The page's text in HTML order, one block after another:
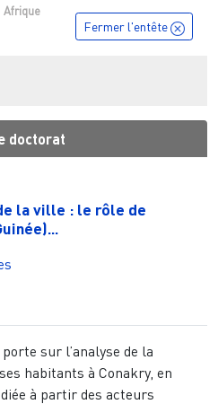
Afrique
Fermer l'entête
doctorat
la ville : le rôle de
sur l’analyse de la
habitants à Conakry, en
à partir des acteurs